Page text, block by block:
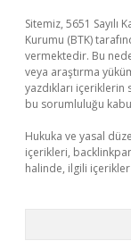
Sitemiz, 5651
Kurumu (BTK)
vermektedir. Bu
veya araştırma
yazdıkları
bu sorumluluğu
Hukuka ve yasal
içerikleri,
halinde, ilgili